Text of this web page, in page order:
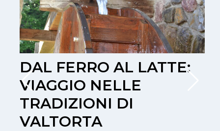
DAL FERRO AL LATTE:
VIAGGIO NELLE
TRADIZIONI DI
VALTORTA